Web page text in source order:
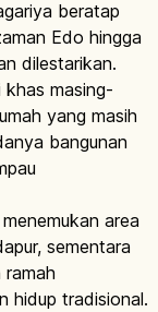
beratap
Edo hingga
dilestarikan.
masing-
yang masih
bangunan
area
sementara
hidup tradisional.